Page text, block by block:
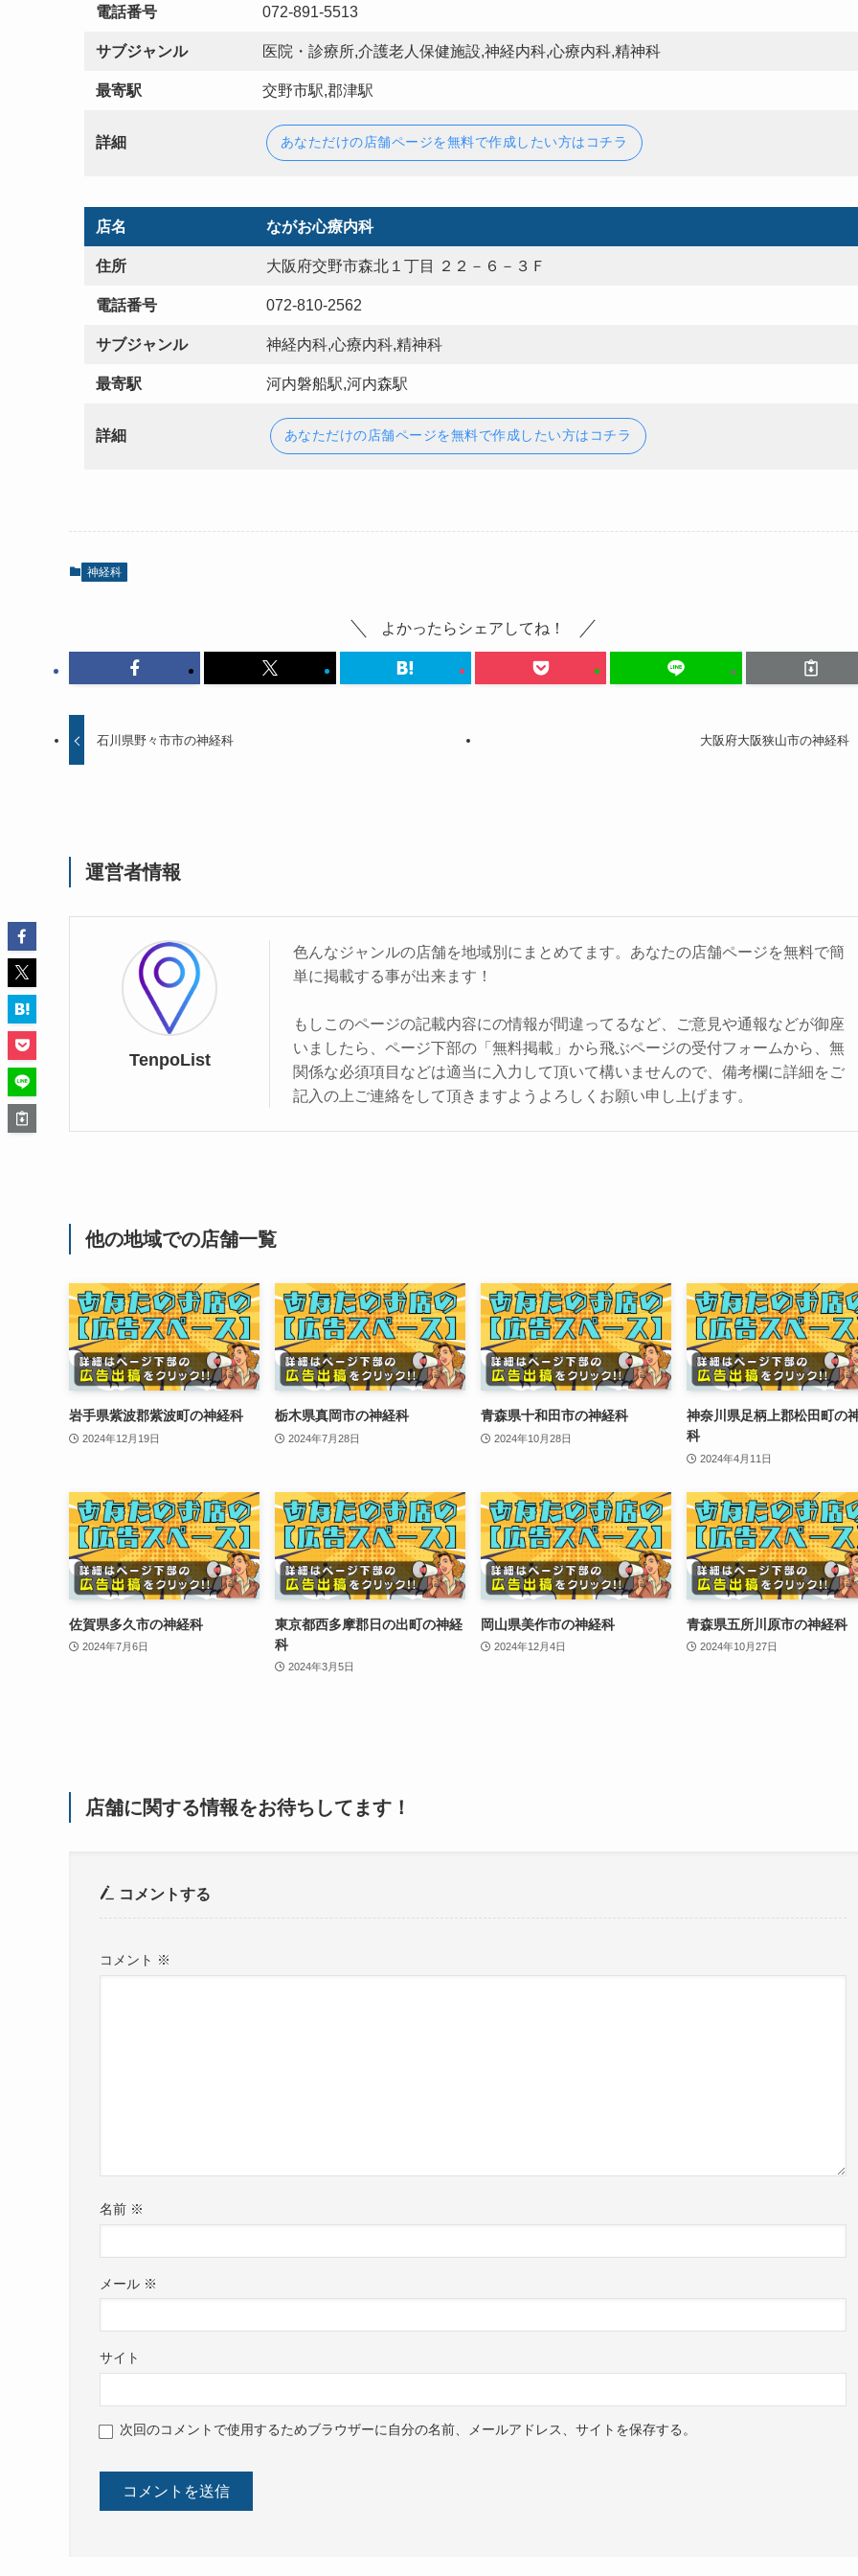
電話番号 072-891-5513
サブジャンル 医院・診療所,介護老人保健施設,神経内科,心療内科,精神科
最寄駅 交野市駅,郡津駅
詳細 あなただけの店舗ページを無料で作成したい方はコチラ
店名 ながお心療内科
住所 大阪府交野市森北１丁目 ２２－６－３Ｆ
電話番号 072-810-2562
サブジャンル 神経内科,心療内科,精神科
最寄駅 河内磐船駅,河内森駅
詳細 あなただけの店舗ページを無料で作成したい方はコチラ
神経科
よかったらシェアしてね！
石川県野々市市の神経科 大阪府大阪狭山市の神経科
運営者情報
TenpoList
色んなジャンルの店舗を地域別にまとめてます。あなたの店舗ページを無料で簡
単に掲載する事が出来ます！
もしこのページの記載内容にの情報が間違ってるなど、ご意見や通報などが御座
いましたら、ページ下部の「無料掲載」から飛ぶページの受付フォームから、無
関係な必須項目などは適当に入力して頂いて構いませんので、備考欄に詳細をご
記入の上ご連絡をして頂きますようよろしくお願い申し上げます。
他の地域での店舗一覧
岩手県紫波郡紫波町の神経科
2024年12月19日
栃木県真岡市の神経科
2024年7月28日
青森県十和田市の神経科
2024年10月28日
神奈川県足柄上郡松田町の
科
2024年4月11日
佐賀県多久市の神経科
2024年7月6日
東京都西多摩郡日の出町の神経
科
2024年3月5日
岡山県美作市の神経科
2024年12月4日
青森県五所川原市の神経科
2024年10月27日
店舗に関する情報をお待ちしてます！
コメントする
コメント ※
名前 ※
メール ※
サイト
次回のコメントで使用するためブラウザーに自分の名前、メールアドレス、サイトを保存する。